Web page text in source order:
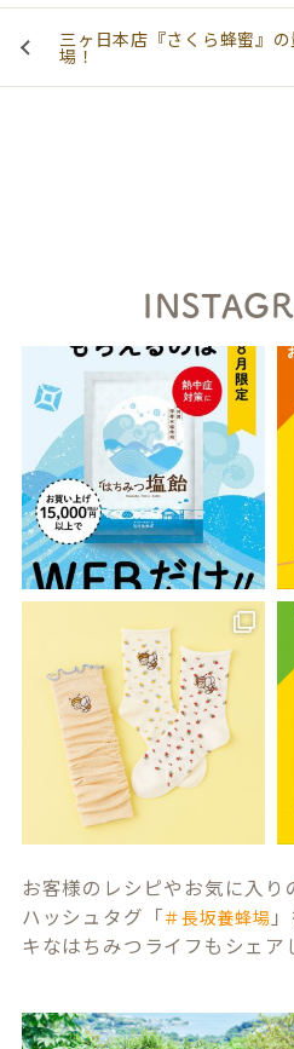
三ヶ日本店『さくら蜂蜜』
場！
お客様のレシピやお気に入り
ハッシュタグ「＃長坂養蜂場
キなはちみつライフもシェ